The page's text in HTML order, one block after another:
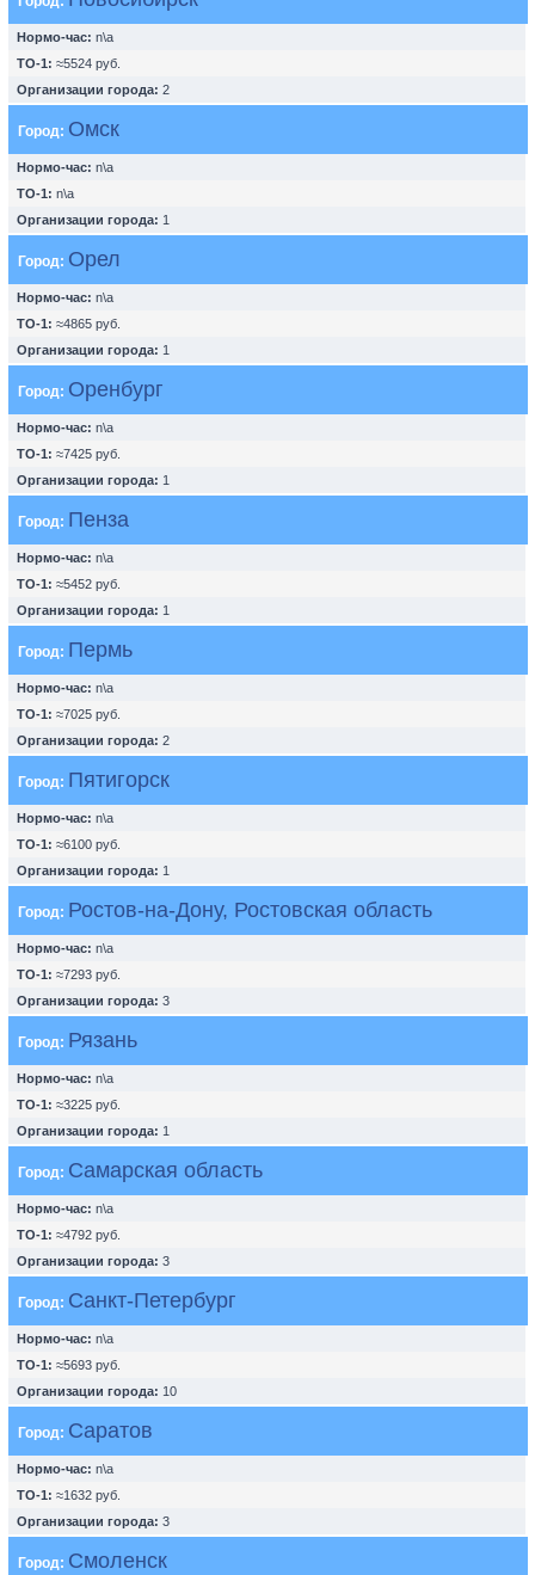
Нормо-час: n\a
ТО-1: ≈5524 руб.
Организации города: 2
Город: Омск
Нормо-час: n\a
ТО-1: n\a
Организации города: 1
Город: Орел
Нормо-час: n\a
ТО-1: ≈4865 руб.
Организации города: 1
Город: Оренбург
Нормо-час: n\a
ТО-1: ≈7425 руб.
Организации города: 1
Город: Пенза
Нормо-час: n\a
ТО-1: ≈5452 руб.
Организации города: 1
Город: Пермь
Нормо-час: n\a
ТО-1: ≈7025 руб.
Организации города: 2
Город: Пятигорск
Нормо-час: n\a
ТО-1: ≈6100 руб.
Организации города: 1
Город: Ростов-на-Дону, Ростовская область
Нормо-час: n\a
ТО-1: ≈7293 руб.
Организации города: 3
Город: Рязань
Нормо-час: n\a
ТО-1: ≈3225 руб.
Организации города: 1
Город: Самарская область
Нормо-час: n\a
ТО-1: ≈4792 руб.
Организации города: 3
Город: Санкт-Петербург
Нормо-час: n\a
ТО-1: ≈5693 руб.
Организации города: 10
Город: Саратов
Нормо-час: n\a
ТО-1: ≈1632 руб.
Организации города: 3
Город: Смоленск